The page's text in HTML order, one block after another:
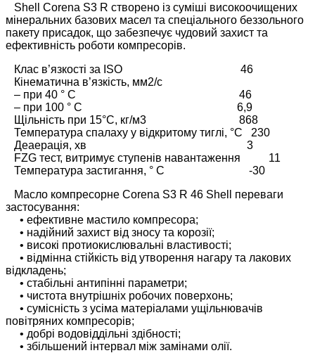
Shell Corena S3 R створено із суміші високоочищених
мінеральних базових масел та спеціального беззольного
пакету присадок, що забезпечує чудовий захист та
ефективність роботи компресорів.
Клас в’язкості за ISO 46
Кінематична в’язкість, мм2/с
– при 40 ° С 46
– при 100 ° С 6,9
Щільність при 15°С, кг/м3 868
Температура спалаху у відкритому тиглі, °С 230
Деаерація, хв 3
FZG тест, витримує ступенів навантаження 11
Температура застигання, ° C -30
Масло компресорне Corena S3 R 46 Shell переваги
застосування:
• ефективне мастило компресора;
• надійний захист від зносу та корозії;
• високі протиокислювальні властивості;
• відмінна стійкість від утворення нагару та лакових
відкладень;
• стабільні антипінні параметри;
• чистота внутрішніх робочих поверхонь;
• сумісність з усіма матеріалами ущільнювачів
повітряних компресорів;
• добрі водовіддільні здібності;
• збільшений інтервал між замінами олії.